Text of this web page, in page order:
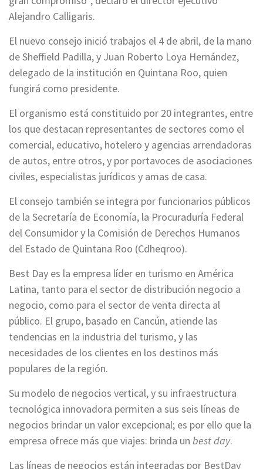
Alejandro Calligaris.
El nuevo consejo inició trabajos el 4 de abril, de la mano
de Sheffield Padilla, y Juan Roberto Loya Hernández,
delegado de la institución en Quintana Roo, quien
fungirá como presidente.
El organismo está constituido por 20 integrantes, entre
los que destacan representantes de sectores como el
comercial, educativo, hotelero y agencias arrendadoras
de autos, entre otros, y por portavoces de asociaciones
civiles, especialistas jurídicos y amas de casa.
El consejo también se integra por funcionarios públicos
de la Secretaría de Economía, la Procuraduría Federal
del Consumidor y la Comisión de Derechos Humanos
del Estado de Quintana Roo (Cdheqroo).
Best Day es la empresa líder en turismo en América
Latina, tanto para el sector de distribución negocio a
negocio, como para el sector de venta directa al
público. El grupo, basado en Cancún, atiende las
tendencias en la industria del turismo, y las
necesidades de los clientes en los destinos más
populares de la región.
Su modelo de negocios vertical, y su infraestructura
tecnológica innovadora permiten a sus seis líneas de
negocios brindar un valor excepcional; es por ello que la
empresa ofrece más que viajes: brinda un best day.
Las líneas de negocios están integradas por BestDay